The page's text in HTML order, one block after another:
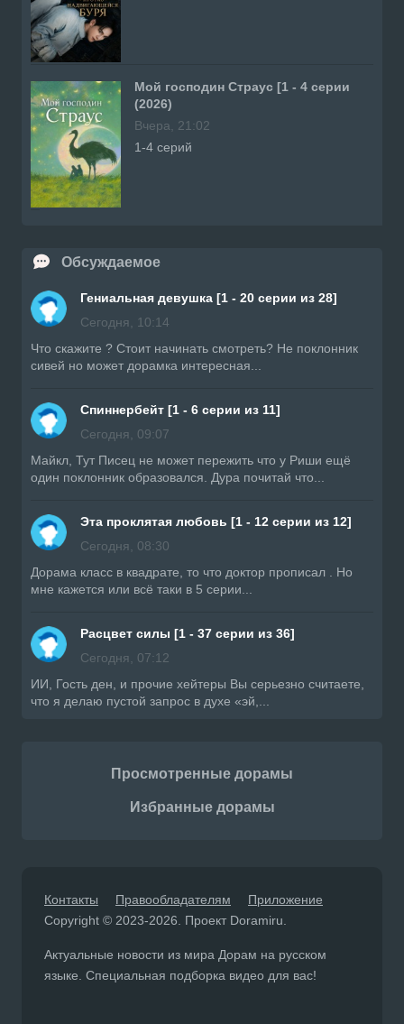
Мой господин Страус [1 - 4 серии
(2026)
Вчера, 21:02
1-4 серий
Обсуждаемое
Гениальная девушка [1 - 20 серии из 28]
Сегодня, 10:14
Что скажите ? Стоит начинать смотреть? Не поклонник
сивей но может дорамка интересная...
Спиннербейт [1 - 6 серии из 11]
Сегодня, 09:07
Майкл, Тут Писец не может пережить что у Риши ещё
один поклонник образовался. Дура почитай что...
Эта проклятая любовь [1 - 12 серии из 12]
Сегодня, 08:30
Дорама класс в квадрате, то что доктор прописал . Но
мне кажется или всё таки в 5 серии...
Расцвет силы [1 - 37 серии из 36]
Сегодня, 07:12
ИИ, Гость ден, и прочие хейтеры Вы серьезно считаете,
что я делаю пустой запрос в духе «эй,...
Просмотренные дорамы
Избранные дорамы
Контакты Правообладателям
Приложение
Copyright © 2023-2026. Проект Doramiru.
Актуальные новости из мира Дорам на русском
языке. Специальная подборка видео для вас!